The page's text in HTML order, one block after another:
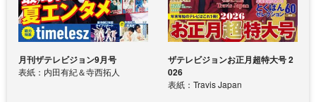
月刊ザテレビジョン9月号
表紙：内田有紀＆寺西拓人
ザテレビジョンお正月超特大号 2
026
表紙：Travis Japan